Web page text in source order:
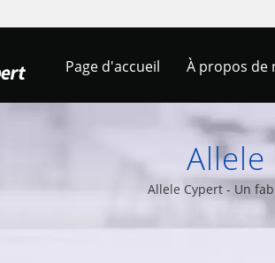
Page d'accueil À propos de
Allele
Allele Cypert - Un